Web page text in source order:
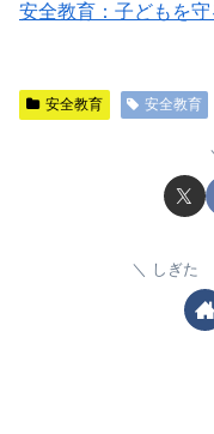
安全教育：子どもを
安全教育 安全教育
しぎた